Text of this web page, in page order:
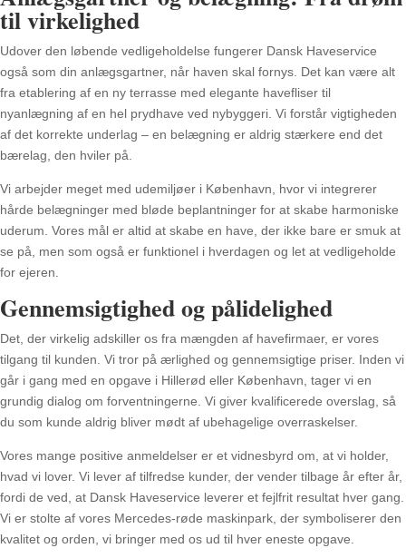
til virkelighed
Udover den løbende vedligeholdelse fungerer Dansk Haveservice
også som din anlægsgartner, når haven skal fornys. Det kan være alt
fra etablering af en ny terrasse med elegante havefliser til
nyanlægning af en hel prydhave ved nybyggeri. Vi forstår vigtigheden
af det korrekte underlag – en belægning er aldrig stærkere end det
bærelag, den hviler på.
Vi arbejder meget med udemiljøer i København, hvor vi integrerer
hårde belægninger med bløde beplantninger for at skabe harmoniske
uderum. Vores mål er altid at skabe en have, der ikke bare er smuk at
se på, men som også er funktionel i hverdagen og let at vedligeholde
for ejeren.
Gennemsigtighed og pålidelighed
Det, der virkelig adskiller os fra mængden af havefirmaer, er vores
tilgang til kunden. Vi tror på ærlighed og gennemsigtige priser. Inden vi
går i gang med en opgave i Hillerød eller København, tager vi en
grundig dialog om forventningerne. Vi giver kvalificerede overslag, så
du som kunde aldrig bliver mødt af ubehagelige overraskelser.
Vores mange positive anmeldelser er et vidnesbyrd om, at vi holder,
hvad vi lover. Vi lever af tilfredse kunder, der vender tilbage år efter år,
fordi de ved, at Dansk Haveservice leverer et fejlfrit resultat hver gang.
Vi er stolte af vores Mercedes-røde maskinpark, der symboliserer den
kvalitet og orden, vi bringer med os ud til hver eneste opgave.